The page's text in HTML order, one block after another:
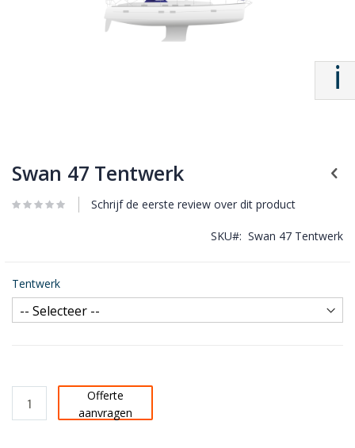
Swan 47 Tentwerk
Schrijf de eerste review over dit product
SKU Swan 47 Tentwerk
Tentwerk
Offerte
aanvragen